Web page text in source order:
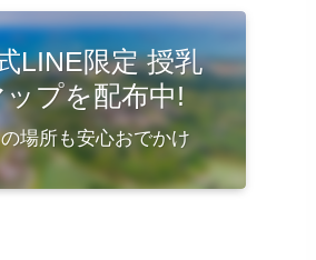
LINE限定 授乳
ップを配布中!
場所も安心おでかけ